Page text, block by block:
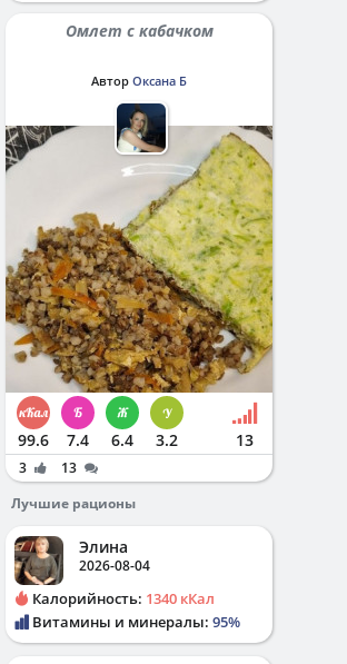
Омлет с кабачком
Автор Оксана Б
99.6 7.4 6.4 3.2 13
3
13
Лучшие рационы
Элина
2026-08-04
Калорийность: 1340 кКал
Витамины и минералы: 95%